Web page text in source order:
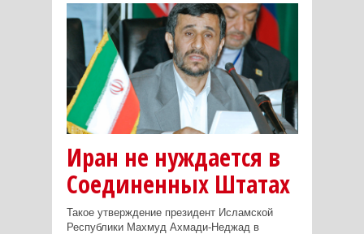
Иран не нуждается в
Соединенных Штатах
Такое утверждение президент Исламской
Республики Махмуд Ахмади-Неджад в